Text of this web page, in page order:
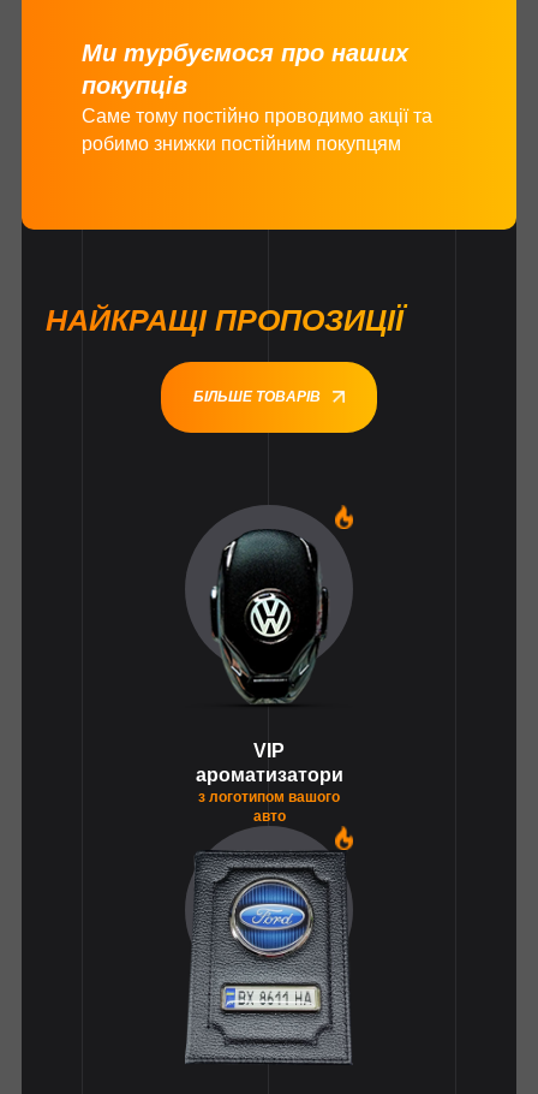
Ми турбуємося про наших
покупців
Саме тому постійно проводимо акції та
робимо знижки постійним покупцям
НАЙКРАЩІ ПРОПОЗИЦІЇ
БІЛЬШЕ ТОВАРІВ
VIP
ароматизатори
з логотипом вашого
авто